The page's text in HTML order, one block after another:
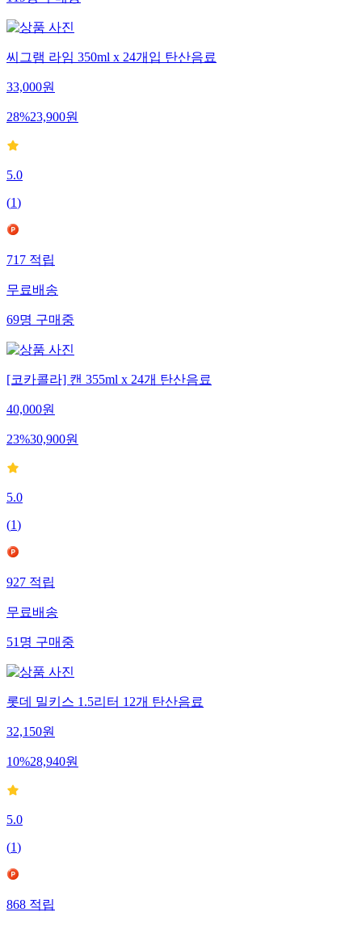
씨그램 라임 350ml x 24개입 탄산음료
33,000원
28%23,900원
5.0
(1)
717 적립
무료배송
69명 구매중
[코카콜라] 캔 355ml x 24개 탄산음료
40,000원
23%30,900원
5.0
(1)
927 적립
무료배송
51 명 구매중
롯데 밀키스 1.5리터 12개 탄산음료
32,150원
10%28,940원
5.0
(1)
868 적립